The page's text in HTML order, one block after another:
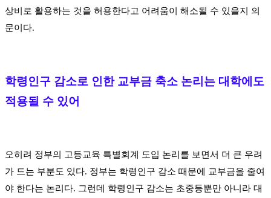
상비로 활용하는 것을 허용한다고 어려움이 해소될 수 있을지 의
문이다.
학령인구 감소로 인한 교부금 축소 논리는 대학에도
적용될 수 있어
오히려 정부의 고등교육 특별회계 도입 논리를 보면서 더 큰 우려
가 드는 부분도 있다. 정부는 학령인구 감소 때문에 교부금을 줄여
야 한다는 논리다. 그런데 학령인구 감소는 초중등뿐만 아니라 대